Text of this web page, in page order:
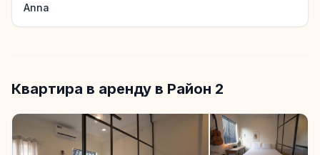
Anna
Квартира в аренду в Район 2